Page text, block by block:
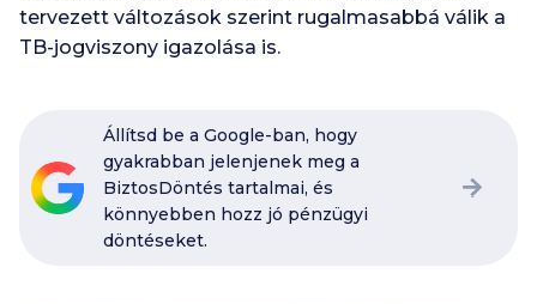
tervezett változások szerint rugalmasabbá válik a
TB-jogviszony igazolása is.
Állítsd be a Google-ban, hogy
gyakrabban jelenjenek meg a
BiztosDöntés tartalmai, és
könnyebben hozz jó pénzügyi
döntéseket.